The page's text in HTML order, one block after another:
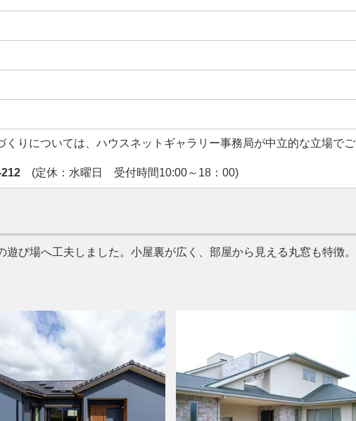
くりについては、ハウスネットギャラリー事務局が中立的な立場でご
(定休：水曜日 受付時間10:00～18：00)
遊び場へ工夫しました。小屋裏が広く、部屋から見える丸窓も特徴。